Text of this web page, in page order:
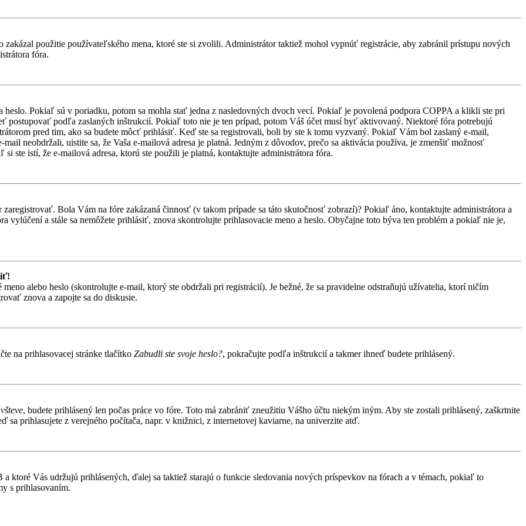
zakázal použitie používateľského mena, ktoré ste si zvolili. Administrátor taktiež mohol vypnúť registrácie, aby zabránil prístupu nových
fóra.
heslo. Pokiaľ sú v poriadku, potom sa mohla stať jedna z nasledovných dvoch vecí. Pokiaľ je povolená podpora COPPA a klikli ste pri
postupovať podľa zaslaných inštrukcií. Pokiaľ toto nie je ten prípad, potom Váš účet musí byť aktivovaný. Niektoré fóra potrebujú
pred tim, ako sa budete môcť prihlásiť. Keď ste sa registrovali, boli by ste k tomu vyzvaný. Pokiaľ Vám bol zaslaný e-mail,
neobdržali, uistite sa, že Vaša e-mailová adresa je platná. Jedným z dôvodov, prečo sa aktivácia používa, je zmenšiť možnosť
ste istí, že e-mailová adresa, ktorú ste použili je platná, kontaktujte administrátora fóra.
zaregistrovať. Bola Vám na fóre zakázaná činnosť (v takom prípade sa táto skutočnosť zobrazí)? Pokiaľ áno, kontaktujte administrátora a
vylúčení a stále sa nemôžete prihlásiť, znova skontrolujte prihlasovacie meno a heslo. Obyčajne toto býva ten problém a pokiaľ nie je,
alebo heslo (skontrolujte e-mail, ktorý ste obdržali pri registrácií). Je bežné, že sa pravidelne odstraňujú užívatelia, ktorí ničím
znova a zapojte sa do diskusie.
na prihlasovacej stránke tlačítko Zabudli ste svoje heslo?, pokračujte podľa inštrukcií a takmer ihneď budete prihlásený.
, budete prihlásený len počas práce vo fóre. Toto má zabrániť zneužitiu Vášho účtu niekým iným. Aby ste zostali prihlásený, zaškrtnite
sa prihlasujete z verejného počítača, napr. v knižnici, z internetovej kaviarne, na univerzite atď.
ktoré Vás udržujú prihlásených, ďalej sa taktiež starajú o funkcie sledovania nových príspevkov na fórach a v témach, pokiaľ to
s prihlasovaním.